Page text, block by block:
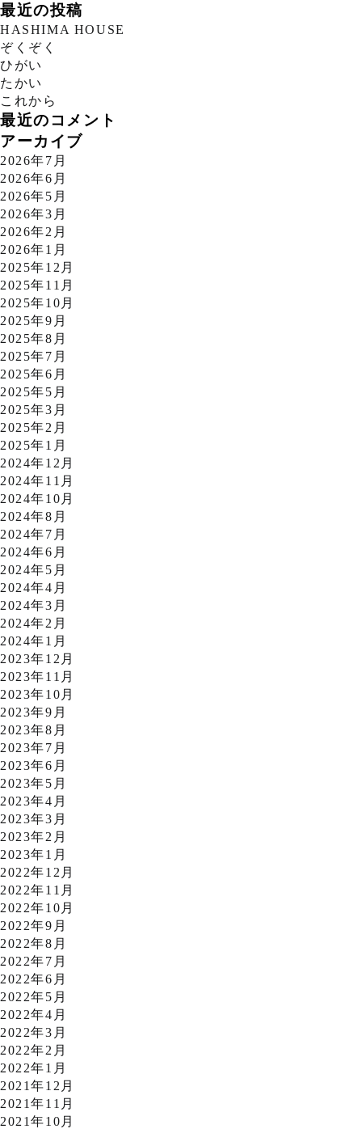
最近の投稿
HASHIMA HOUSE
ぞくぞく
ひがい
たかい
これから
最近のコメント
アーカイブ
2026年7月
2026年6月
2026年5月
2026年3月
2026年2月
2026年1月
2025年12月
2025年11月
2025年10月
2025年9月
2025年8月
2025年7月
2025年6月
2025年5月
2025年3月
2025年2月
2025年1月
2024年12月
2024年11月
2024年10月
2024年8月
2024年7月
2024年6月
2024年5月
2024年4月
2024年3月
2024年2月
2024年1月
2023年12月
2023年11月
2023年10月
2023年9月
2023年8月
2023年7月
2023年6月
2023年5月
2023年4月
2023年3月
2023年2月
2023年1月
2022年12月
2022年11月
2022年10月
2022年9月
2022年8月
2022年7月
2022年6月
2022年5月
2022年4月
2022年3月
2022年2月
2022年1月
2021年12月
2021年11月
2021年10月